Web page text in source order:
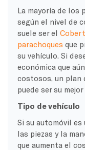
La mayoría de los
según el nivel de
suele ser el
parachoques que
su vehículo. Si
económica que
costosos, un plan
puede ser su mejor
Tipo de vehículo
Si su automóvil es
las piezas y la
que aumenta el